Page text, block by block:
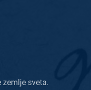
zemlje sveta.